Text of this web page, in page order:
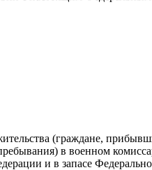
(граждане,
в военном
и в запасе